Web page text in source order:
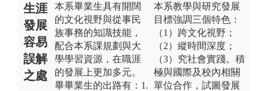
生涯
發展
容易
誤解
之處
本系畢業生具有開闊
的文化視野與從事民
族事務的知識技能，
配合本系課規劃與大
學學習資源，在職涯
的發展上更加多元。
畢畢業生的出路有：1.
本系教學與研究發展
目標強調三個特色：
（1）跨文化視野；
（2）縱時間深度；
（3）究社會實踐。積
極與國際及校內相關
單位合作，試圖發展